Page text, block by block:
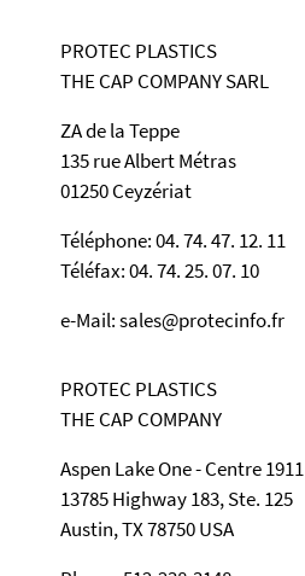
PROTEC PLASTICS
THE CAP COMPANY SARL
ZA de la Teppe
135 rue Albert Métras
01250 Ceyzériat
Téléphone: 04. 74. 47. 12. 11
Téléfax: 04. 74. 25. 07. 10
e-Mail: sales@protecinfo.fr
PROTEC PLASTICS
THE CAP COMPANY
Aspen Lake One - Centre 1911
13785 Highway 183, Ste. 125
Austin, TX 78750 USA